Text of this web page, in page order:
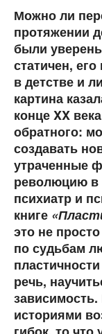
Можно ли
протяжении
были
статичен,
в детстве и
картина
конце XX
обратного:
создавать
утраченные
революцию в
психиатр и
книге
это не
по судьбам
речь,
историями